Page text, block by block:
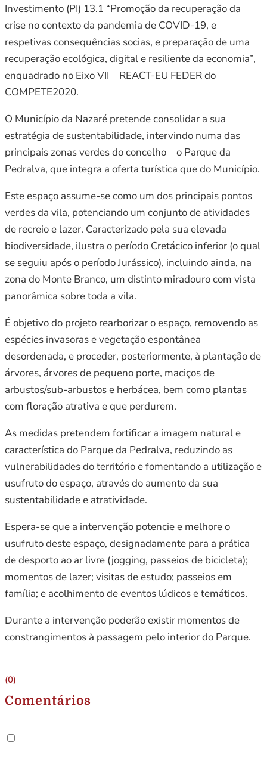
Investimento (PI) 13.1 “Promoção da recuperação da
crise no contexto da pandemia de COVID-19, e
respetivas consequências socias, e preparação de uma
recuperação ecológica, digital e resiliente da economia”,
enquadrado no Eixo VII – REACT-EU FEDER do
COMPETE2020.
O Município da Nazaré pretende consolidar a sua
estratégia de sustentabilidade, intervindo numa das
principais zonas verdes do concelho – o Parque da
Pedralva, que integra a oferta turística que do Município.
Este espaço assume-se como um dos principais pontos
verdes da vila, potenciando um conjunto de atividades
de recreio e lazer. Caracterizado pela sua elevada
biodiversidade, ilustra o período Cretácico inferior (o qual
se seguiu após o período Jurássico), incluindo ainda, na
zona do Monte Branco, um distinto miradouro com vista
panorâmica sobre toda a vila.
É objetivo do projeto rearborizar o espaço, removendo as
espécies invasoras e vegetação espontânea
desordenada, e proceder, posteriormente, à plantação de
árvores, árvores de pequeno porte, maciços de
arbustos/sub-arbustos e herbácea, bem como plantas
com floração atrativa e que perdurem.
As medidas pretendem fortificar a imagem natural e
característica do Parque da Pedralva, reduzindo as
vulnerabilidades do território e fomentando a utilização e
usufruto do espaço, através do aumento da sua
sustentabilidade e atratividade.
Espera-se que a intervenção potencie e melhore o
usufruto deste espaço, designadamente para a prática
de desporto ao ar livre (jogging, passeios de bicicleta);
momentos de lazer; visitas de estudo; passeios em
família; e acolhimento de eventos lúdicos e temáticos.
Durante a intervenção poderão existir momentos de
constrangimentos à passagem pelo interior do Parque.
(0)
Comentários